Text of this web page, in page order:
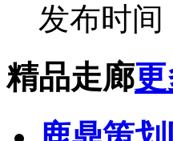
发布时间
精品走廊